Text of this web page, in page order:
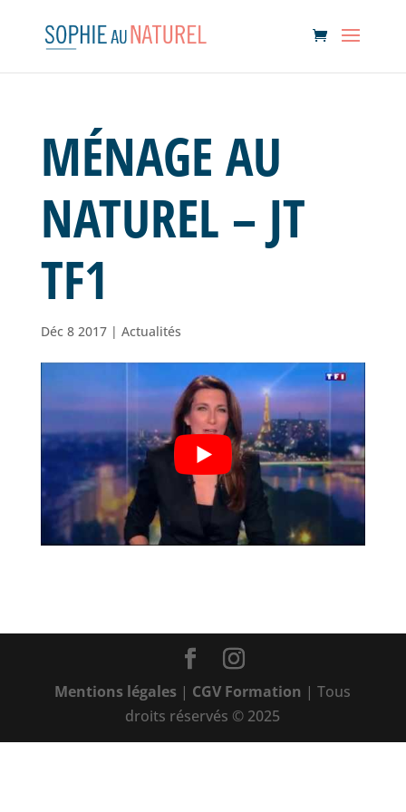
MÉNAGE AU
NATUREL – JT
TF1
Déc 8 2017| Actualités
Mentions légales | CGV Formation | Tous
droits réservés © 2025